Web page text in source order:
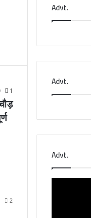
1
2
Advt.
Advt.
Advt.